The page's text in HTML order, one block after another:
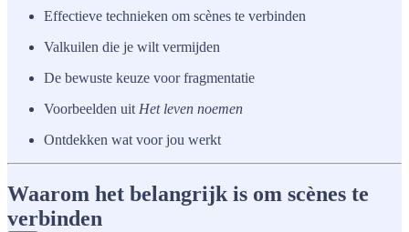
Effectieve technieken om scènes te verbinden
Valkuilen die je wilt vermijden
De bewuste keuze voor fragmentatie
Voorbeelden uit Het leven noemen
Ontdekken wat voor jou werkt
Waarom het belangrijk is om scènes te
verbinden